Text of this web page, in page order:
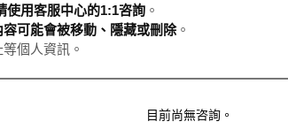
使用客服中心的1:1咨詢 。
可能會被移動、隱藏或刪除。
個人資訊。
目前尚無咨詢。